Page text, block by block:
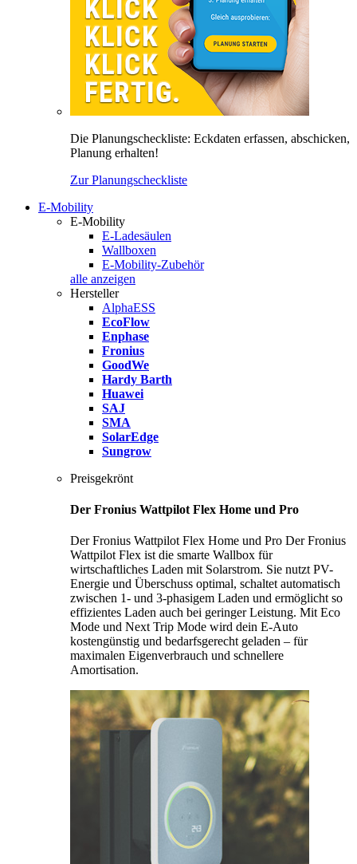
Die Planungscheckliste: Eckdaten erfassen, abschicken,
Planung erhalten!
Zur Planungscheckliste
E-Mobility
E-Mobility
E-Ladesäulen
Wallboxen
E-Mobility-Zubehör
alle anzeigen
Hersteller
AlphaESS
EcoFlow
Enphase
Fronius
GoodWe
Hardy Barth
Huawei
SAJ
SMA
SolarEdge
Sungrow
Preisgekrönt
Der Fronius Wattpilot Flex Home und Pro
Der Fronius Wattpilot Flex Home und Pro Der Fronius
Wattpilot Flex ist die smarte Wallbox für
wirtschaftliches Laden mit Solarstrom. Sie nutzt PV-
Energie und Überschuss optimal, schaltet automatisch
zwischen 1- und 3-phasigem Laden und ermöglicht so
effizientes Laden auch bei geringer Leistung. Mit Eco
Mode und Next Trip Mode wird dein E-Auto
kostengünstig und bedarfsgerecht geladen – für
maximalen Eigenverbrauch und schnellere
Amortisation.